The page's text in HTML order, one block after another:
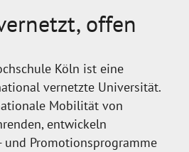
offen
Köln ist eine
vernetzte Universität.
Mobilität von
entwickeln
und Promotionsprogramme